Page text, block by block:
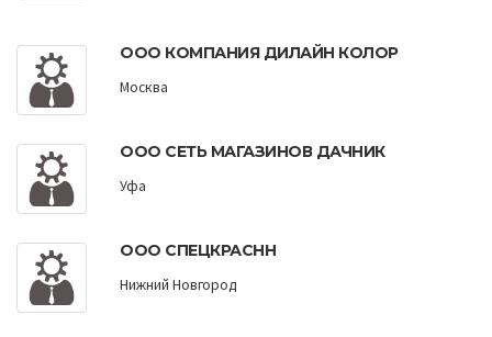
ООО КОМПАНИЯ ДИЛАЙН КОЛОР
Москва
ООО СЕТЬ МАГАЗИНОВ ДАЧНИК
Уфа
ООО СПЕЦКРАСНН
Нижний Новгород